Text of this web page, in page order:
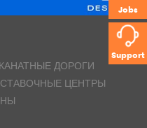
Jobs
Support
ДОРОГИ
ЦЕНТРЫ